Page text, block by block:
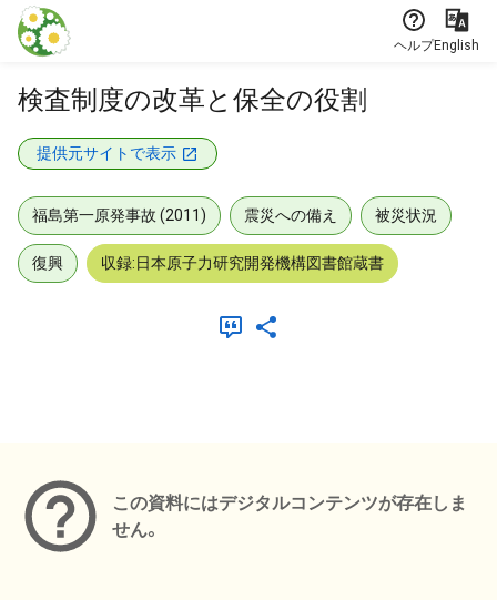
本文に飛ぶ
ヘルプEnglish
検査制度の改革と保全の役割
提供元サイトで表示
福島第一原発事故 (2011) 震災への備え 被災状況
復興 収録:日本原子力研究開発機構図書館蔵書
この資料にはデジタルコンテンツが存在しま
せん。